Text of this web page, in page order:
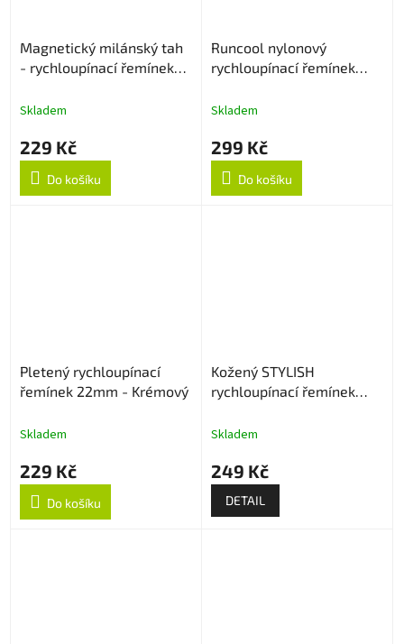
Magnetický milánský tah
- rychloupínací řemínek
Skladem
229 Kč
Do košíku
Runcool nylonový
rychloupínací řemínek
Skladem
299 Kč
Do košíku
Pletený rychloupínací
řemínek 22mm - Krémový
Skladem
229 Kč
Do košíku
Kožený STYLISH
rychloupínací řemínek
Skladem
249 Kč
DETAIL